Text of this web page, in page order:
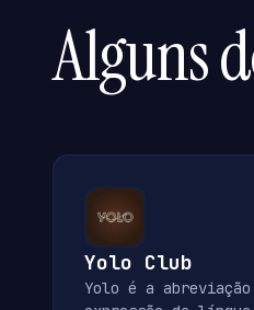
Alguns
Yolo Club
Yolo é a